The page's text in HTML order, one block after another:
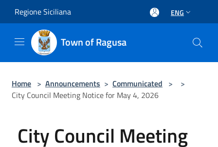
Regione Siciliana ENG
Town of Ragusa
Home > Announcements > Communicated >
>
City Council Meeting Notice for May 4, 2026
City Council Meeting